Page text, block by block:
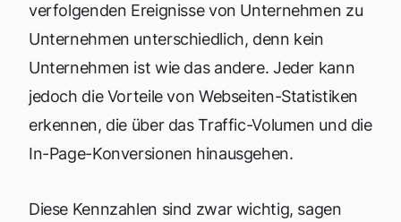
verfolgenden Ereignisse von Unternehmen zu
Unternehmen unterschiedlich, denn kein
Unternehmen ist wie das andere. Jeder kann
jedoch die Vorteile von Webseiten-Statistiken
erkennen, die über das Traffic-Volumen und die
In-Page-Konversionen hinausgehen.
Diese Kennzahlen sind zwar wichtig, sagen